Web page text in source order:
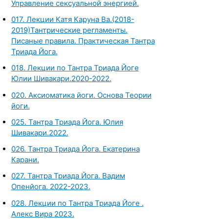
Управление сексуальной энергией.
017. Лекции Катя Каруна Ва.(2018-
2019)Тантрические регламенты.
Писаные правила. Практическая Тантра
Триада Йога.
018. Лекции по Тантра Триада Йоге
Юлии Шивакари.2020-2022.
020. Аксиоматика йоги. Основа Теории
йоги.
025. Тантра Триада Йога. Юлия
Шивакари.2022.
026. Тантра Триада Йога. Екатерина
Карани.
027. Тантра Триада Йога. Вадим
Опенйога. 2022-2023.
028. Лекции по Тантра Триада Йоге .
Алекс Вира 2023.